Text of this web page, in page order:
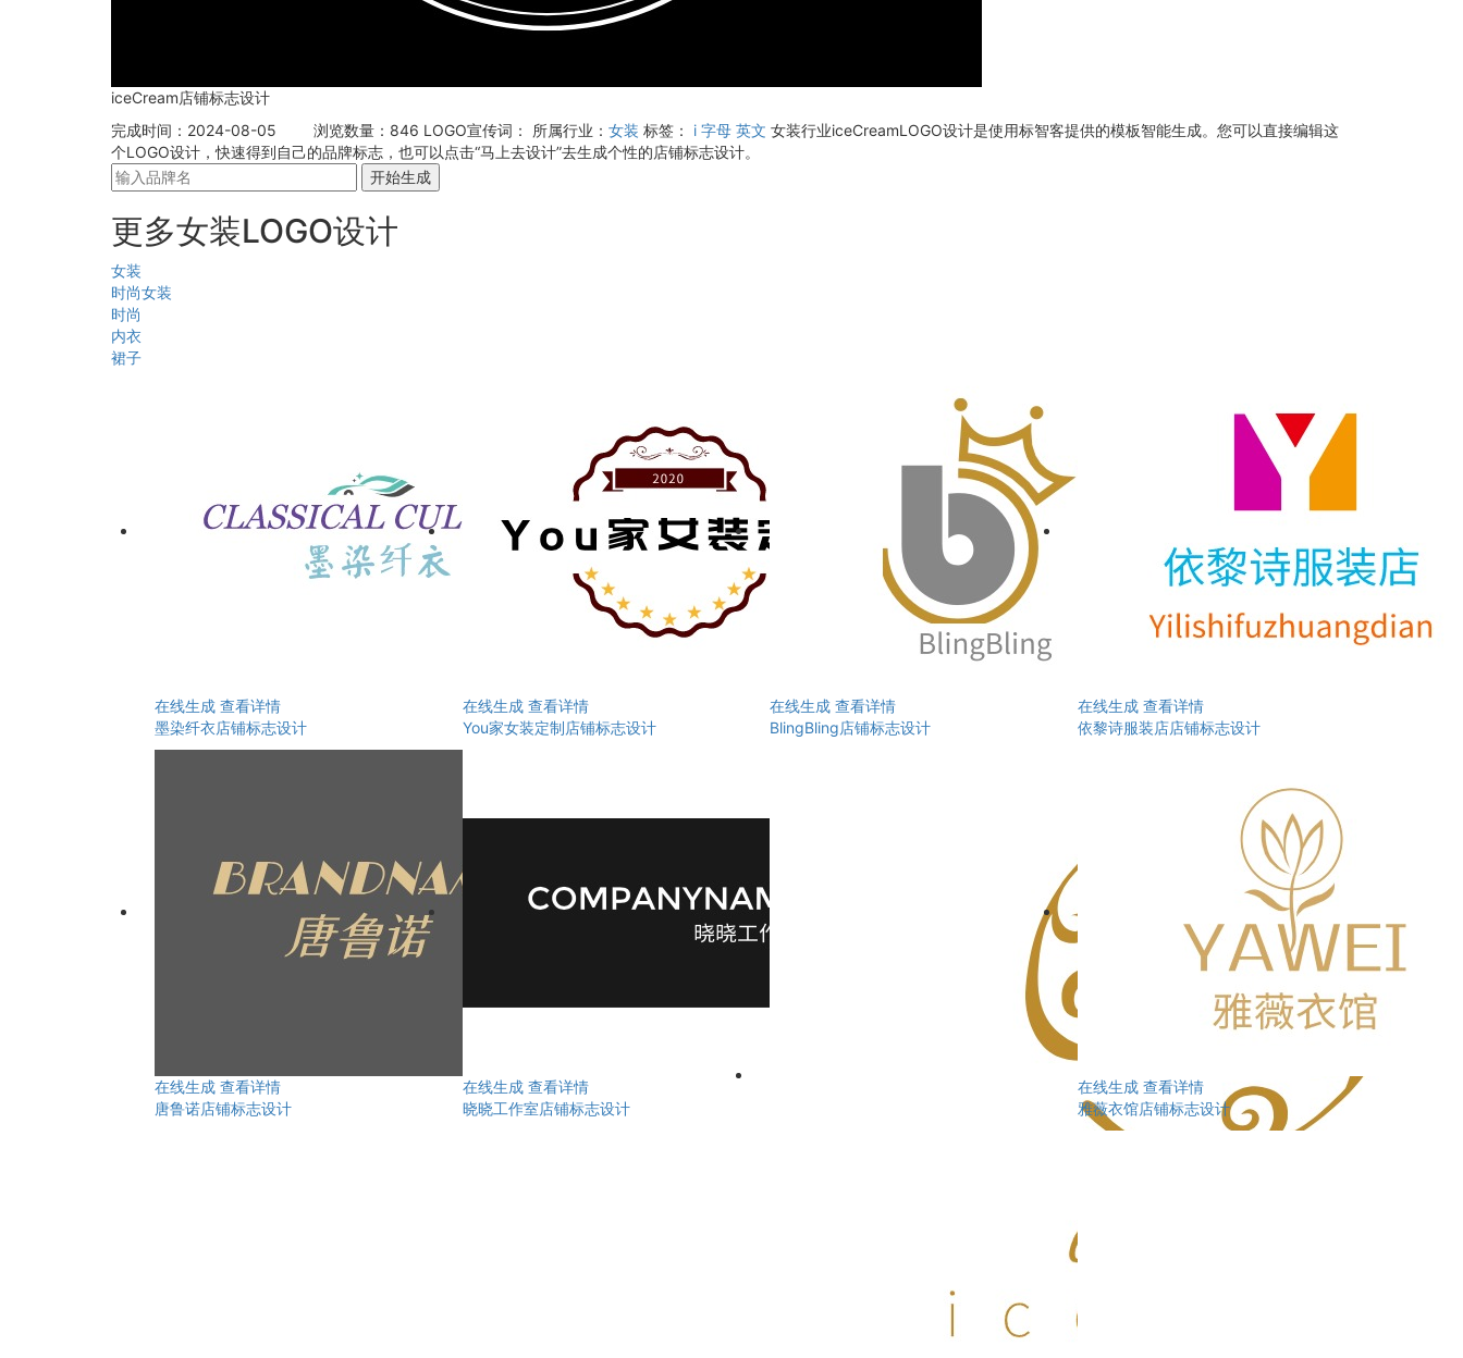
iceCream店铺标志设计
完成时间：2024-08-05
浏览数量：846 LOGO宣传词： 所属行业： 女装 标签： i 字母 英文 女装行业iceCreamLOGO设计是使用标智客提供的模板智能生成。您可以直接编辑这
个LOGO设计，快速得到自己的品牌标志，也可以点击“马上去设计”去生成个性的店铺标志设计。
开始生成
更多女装LOGO设计
女装
时尚女装
时尚
内衣
裙子
在线生成 查看详情
墨染纤衣店铺标志设计
在线生成 查看详情
You家女装定制店铺标志设计
在线生成 查看详情
BlingBling店铺标志设计
在线生成 查看详情
依黎诗服装店店铺标志设计
在线生成 查看详情
唐鲁诺店铺标志设计
在线生成 查看详情
晓晓工作室店铺标志设计
在线生成 查看详情
雅薇衣馆店铺标志设计